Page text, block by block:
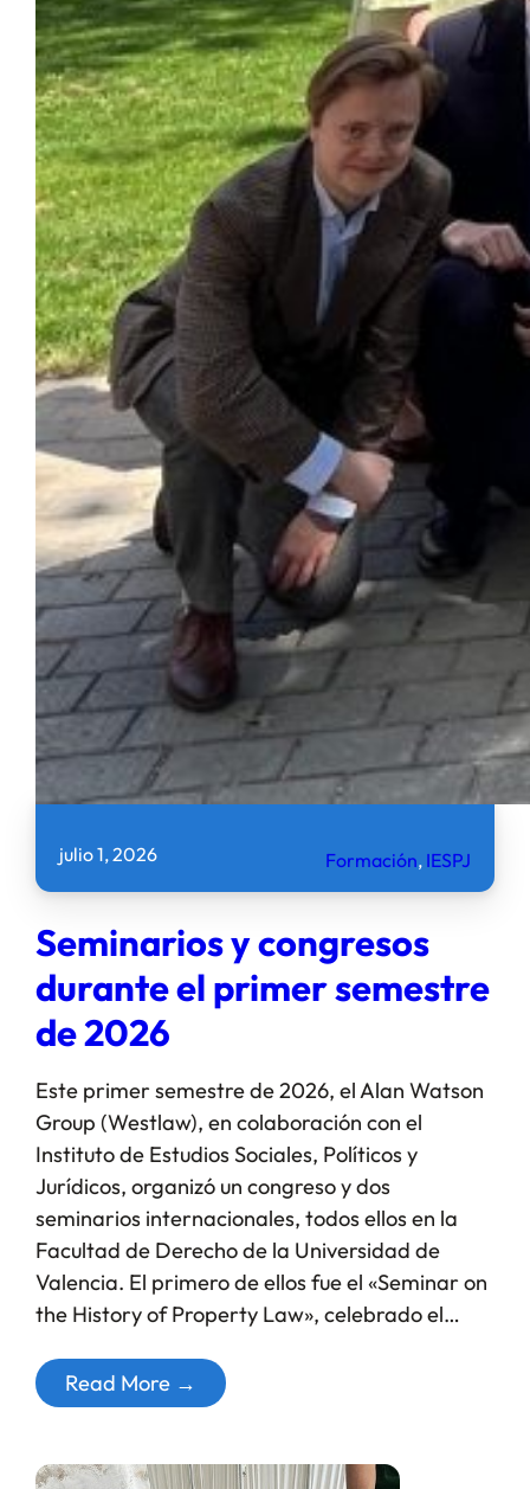
julio 1, 2026 Formación, IESPJ
Seminarios y congresos
durante el primer semestre
de 2026
Este primer semestre de 2026, el Alan Watson
Group (Westlaw), en colaboración con el
Instituto de Estudios Sociales, Políticos y
Jurídicos, organizó un congreso y dos
seminarios internacionales, todos ellos en la
Facultad de Derecho de la Universidad de
Valencia. El primero de ellos fue el «Seminar on
the History of Property Law», celebrado el…
Read More →